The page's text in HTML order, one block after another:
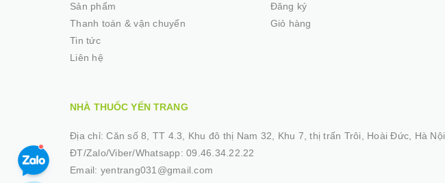
Sản phẩm
Thanh toán & vận chuyển
Tin tức
Liên hệ
Đăng ký
Giỏ hàng
NHÀ THUỐC YẾN TRANG
Địa chỉ:Căn số 8, TT 4.3, Khu đô thị Nam 32, Khu 7, thị trấn Trôi, Hoài Đức, Hà Nội
ĐT/Zalo/Viber/Whatsapp: 09.46.34.22.22
Email: yentrang031@gmail.com